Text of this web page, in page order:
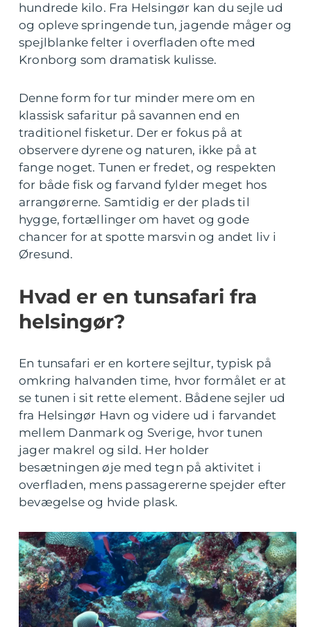
hundrede kilo. Fra Helsingør kan du sejle ud
og opleve springende tun, jagende måger og
spejlblanke felter i overfladen ofte med
Kronborg som dramatisk kulisse.
Denne form for tur minder mere om en
klassisk safaritur på savannen end en
traditionel fisketur. Der er fokus på at
observere dyrene og naturen, ikke på at
fange noget. Tunen er fredet, og respekten
for både fisk og farvand fylder meget hos
arrangørerne. Samtidig er der plads til
hygge, fortællinger om havet og gode
chancer for at spotte marsvin og andet liv i
Øresund.
Hvad er en tunsafari fra
helsingør?
En tunsafari er en kortere sejltur, typisk på
omkring halvanden time, hvor formålet er at
se tunen i sit rette element. Bådene sejler ud
fra Helsingør Havn og videre ud i farvandet
mellem Danmark og Sverige, hvor tunen
jager makrel og sild. Her holder
besætningen øje med tegn på aktivitet i
overfladen, mens passagererne spejder efter
bevægelse og hvide plask.